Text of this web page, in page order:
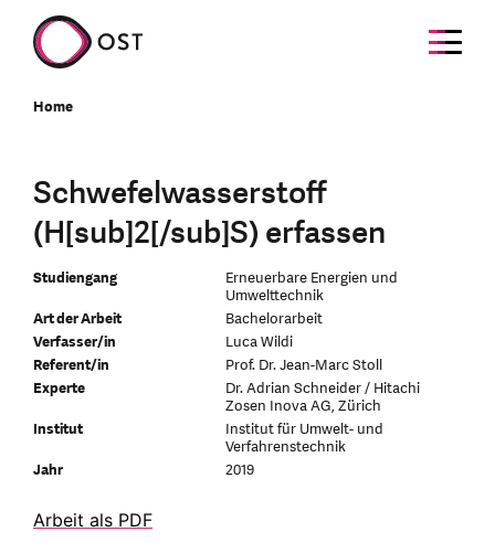
Home
Schwefelwasserstoff
(H[sub]2[/sub]S) erfassen
Studiengang
Erneuerbare Energien und
Umwelttechnik
Art der Arbeit
Bachelorarbeit
Verfasser/in
Luca Wildi
Referent/in
Prof. Dr. Jean-Marc Stoll
Experte
Dr. Adrian Schneider / Hitachi
Zosen Inova AG, Zürich
Institut
Institut für Umwelt- und
Verfahrenstechnik
Jahr
2019
Arbeit als PDF